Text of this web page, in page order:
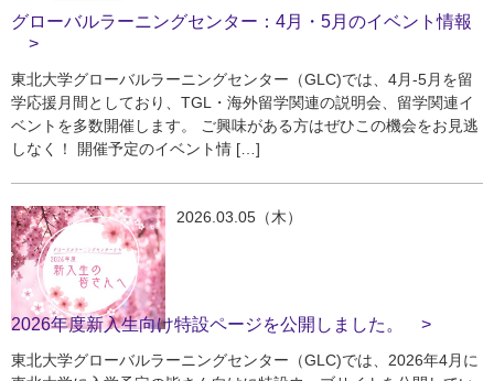
グローバルラーニングセンター：4月・5月のイベント情報
東北大学グローバルラーニングセンター（GLC)では、4月-5月を留
学応援月間としており、TGL・海外留学関連の説明会、留学関連イ
ベントを多数開催します。 ご興味がある方はぜひこの機会をお見逃
しなく！ 開催予定のイベント情 […]
2026.03.05（木）
2026年度新入生向け特設ページを公開しました。
東北大学グローバルラーニングセンター（GLC)では、2026年4月に